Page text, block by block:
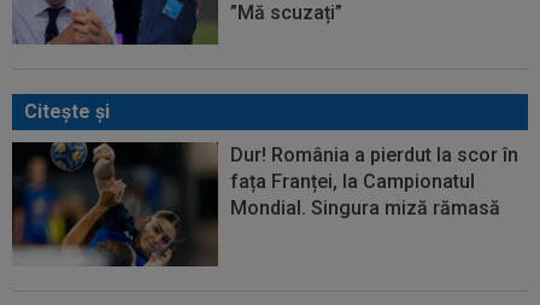
”Mă scuzați”
Citeşte şi
Dur! România a pierdut la scor în
fața Franței, la Campionatul
Mondial. Singura miză rămasă